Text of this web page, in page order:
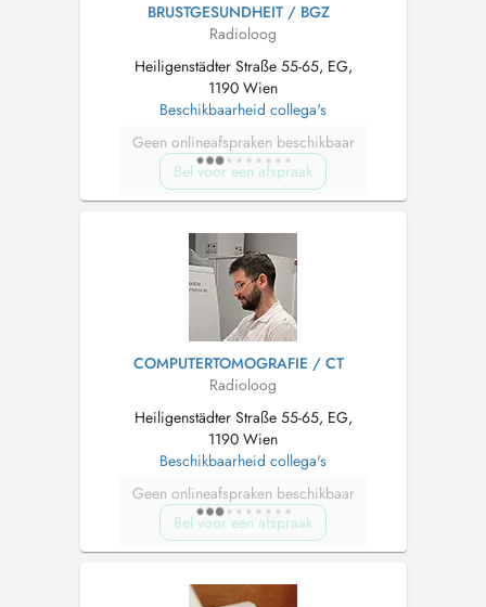
BRUSTGESUNDHEIT / BGZ
Radioloog
Heiligenstädter Straße 55-65, EG,
1190 Wien
Beschikbaarheid collega's
Geen onlineafspraken beschikbaar
Bel voor een afspraak
COMPUTERTOMOGRAFIE / CT
Radioloog
Heiligenstädter Straße 55-65, EG,
1190 Wien
Beschikbaarheid collega's
Geen onlineafspraken beschikbaar
Bel voor een afspraak